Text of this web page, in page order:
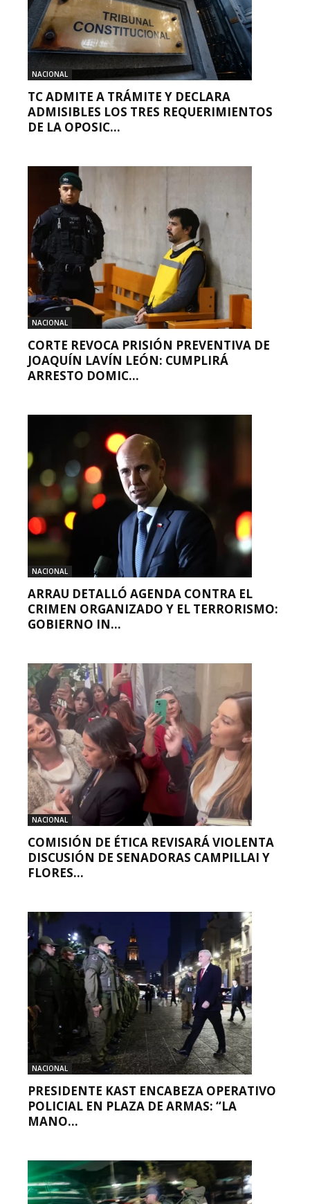
NACIONAL
TC ADMITE A TRÁMITE Y DECLARA
ADMISIBLES LOS TRES REQUERIMIENTOS
DE LA OPOSIC...
NACIONAL
CORTE REVOCA PRISIÓN PREVENTIVA DE
JOAQUÍN LAVÍN LEÓN: CUMPLIRÁ
ARRESTO DOMIC...
NACIONAL
ARRAU DETALLÓ AGENDA CONTRA EL
CRIMEN ORGANIZADO Y EL TERRORISMO:
GOBIERNO IN...
NACIONAL
COMISIÓN DE ÉTICA REVISARÁ VIOLENTA
DISCUSIÓN DE SENADORAS CAMPILLAI Y
FLORES...
NACIONAL
PRESIDENTE KAST ENCABEZA OPERATIVO
POLICIAL EN PLAZA DE ARMAS: “LA
MANO...